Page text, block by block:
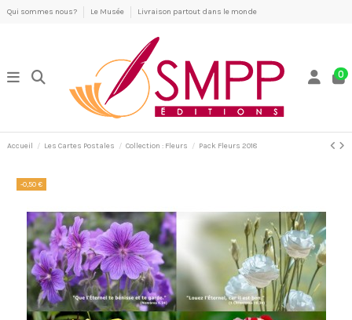
Qui sommes nous? Le Musée Livraison partout dans le monde
0
Accueil Les Cartes Postales Collection : Fleurs Pack Fleurs 2018
-0,50 €